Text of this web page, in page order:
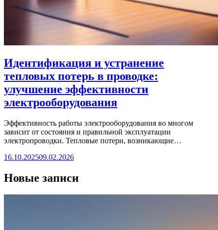
Идентификация и устранение
тепловых потерь в проводке:
улучшение эффективности
электрооборудования
Эффективность работы электрооборудования во многом
зависит от состояния и правильной эксплуатации
электропроводки. Тепловые потери, возникающие…
16.10.202509.02.2026
Новые записи